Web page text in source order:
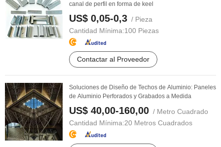
canal de perfil en forma de keel
US$ 0,05-0,3 / Pieza
Cantidad Mínima:100 Piezas
Contactar al Proveedor
Soluciones de Diseño de Techos de Aluminio: Paneles
de Aluminio Perforados y Grabados a Medida
US$ 40,00-160,00 / Metro Cuadrado
Cantidad Mínima:20 Metros Cuadrados